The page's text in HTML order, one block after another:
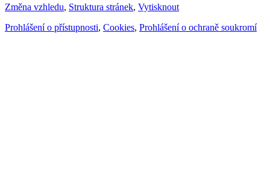
Změna vzhledu, Struktura stránek, Vytisknout
Prohlášení o přístupnosti, Cookies, Prohlášení o ochraně soukromí